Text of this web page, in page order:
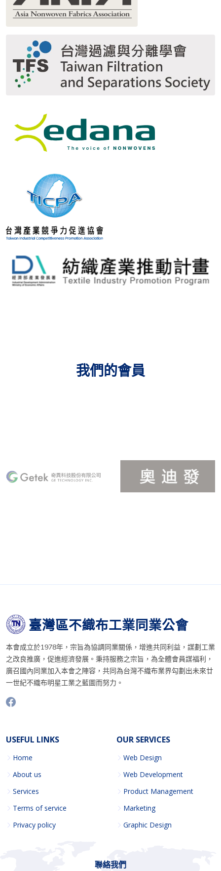
我們的會員
臺灣區不織布工業同業公會
本會成立於1978年，宗旨為協調同業關係，增進共同利益，謀劃工業
之改良推廣，促進經濟發展。秉持服務之宗旨，為全體會員謀福利，
廣召國內同業加入本會之陣容，共同為台灣不織布業界勾劃出未來廿
一世紀不織布明星工業之藍圖而努力。
USEFUL LINKS
Home
About us
Services
Terms of service
Privacy policy
OUR SERVICES
Web Design
Web Development
Product Management
Marketing
Graphic Design
聯絡我們